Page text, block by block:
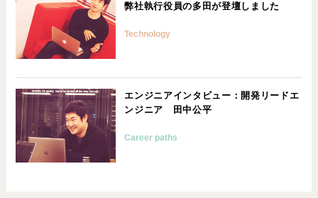
弊社執行役員の多田が登壇しました
Technology
エンジニアインタビュー：開発リードエ
ンジニア 田中公平
Career paths